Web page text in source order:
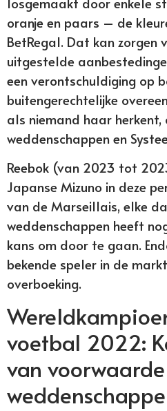
oranje en paars – de
BetRegal. Dat kan zorgen
uitgestelde
een verontschuldiging op
buitengerechtelijke
als niemand haar herkent,
weddenschappen en
Reebok (van 2023 tot
Japanse Mizuno in deze
van de Marseillais, elke
weddenschappen heeft
kans om door te gaan.
bekende speler in de
overboeking.
voetbal 2022:
van